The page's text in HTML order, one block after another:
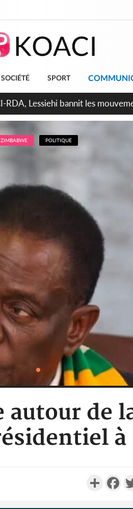
SOCIÉTÉ SPORT
contre les
ZIMBABWE POLITIQUE
autour de
à
Partager